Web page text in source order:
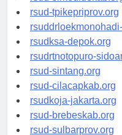
rsud-simeuluekab.org
rsud-tpikepriprov.org
rsudksa-depok.org
rsudrtnotopuro-
rsud-sintang.org
rsud-cilacapkab.org
rsudkoja-jakarta.org
rsud-brebeskab.org